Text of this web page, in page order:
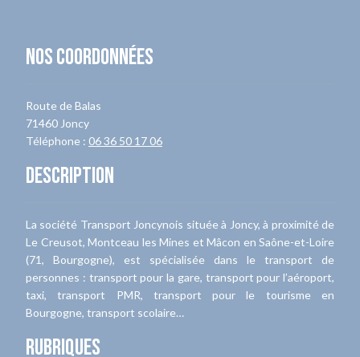
Nos coordonnées
Route de Balas
71460 Joncy
Téléphone : 06 36 50 17 06
Description
La société Transport Joncynois située à Joncy, à proximité de
Le Creusot, Montceau les Mines et Mâcon en Saône-et-Loire
(71, Bourgogne), est spécialisée dans le transport de
personnes : transport pour la gare, transport pour l’aéroport,
taxi, transport PMR, transport pour le tourisme en
Bourgogne, transport scolaire…
Rubriques